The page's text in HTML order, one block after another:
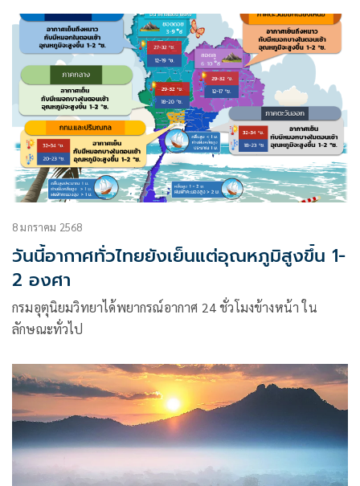
8 มกราคม 2568
วันนี้อากาศทั่วไทยยังเย็นแต่อุณหภูมิสูงขึ้น 1-
2 องศา
กรมอุตุนิยมวิทยาได้พยากรณ์อากาศ 24 ชั่วโมงข้างหน้า ใน
ลักษณะทั่วไป